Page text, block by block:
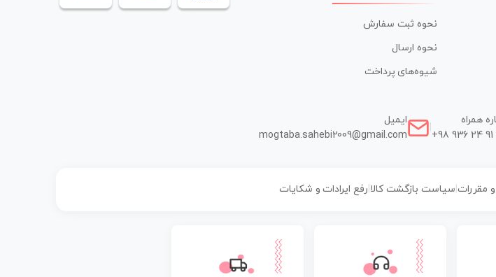
نحوه ثبت سفارش
نحوه ارسال
شیوه‌های پرداخت
همراه
+98 936 24 91
ایمیل
mogtaba.sahebi2009@gmail.com
مقررات سیاست بازگشت کالا رفع ایرادات و شکایات